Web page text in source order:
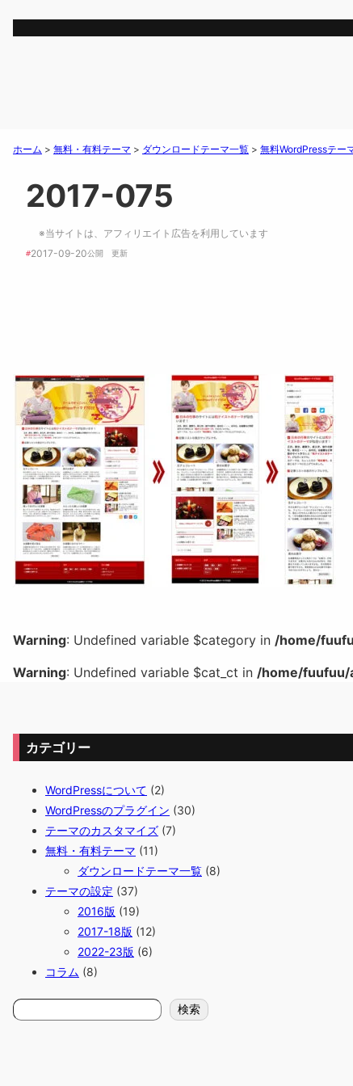
ホーム > 無料・有料テーマ > ダウンロードテーマ一覧 > 無料WordPressテー
2017-075
※当サイトは、アフィリエイト広告を利用しています
#2017-09-20公開 更新
Warning: Undefined variable $category in /home/
Warning: Undefined variable $cat_ct in /home/
カテゴリー
WordPressについて (2)
WordPressのプラグイン (30)
テーマのカスタマイズ (7)
無料・有料テーマ (11)
ダウンロードテーマ一覧 (8)
テーマの設定 (37)
2016版 (19)
2017-18版 (12)
2022-23版 (6)
コラム (8)
検
索
検索